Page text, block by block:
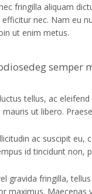
fringilla aliquam
nec. Nam eu
ut enim metus.
semper
tellus, ac
ut libero.
ac suscipit eu,
id tincidunt non,
gravida fringilla,
maximus. Maecenas